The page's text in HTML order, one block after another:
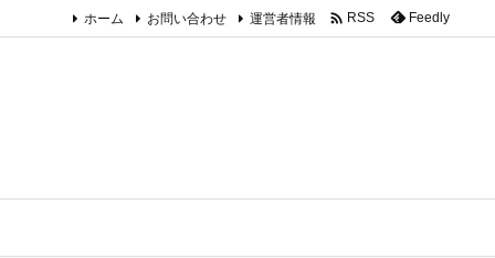
ホーム お問い合わせ 運営者情報  RSS Feedly